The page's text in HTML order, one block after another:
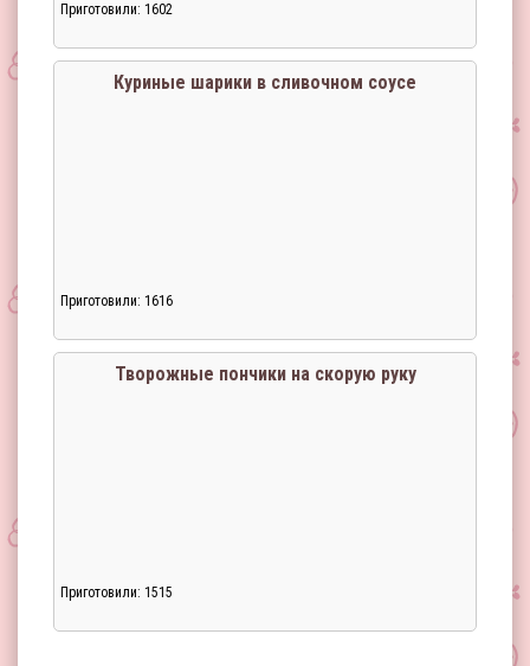
Приготовили: 1602
Куриные шарики в сливочном соусе
Приготовили: 1616
Творожные пончики на скорую руку
Приготовили: 1515